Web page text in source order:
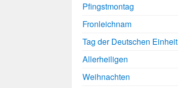
Pfingstmontag
Fronleichnam
Tag der Deutschen Einheit
Allerheiligen
Weihnachten